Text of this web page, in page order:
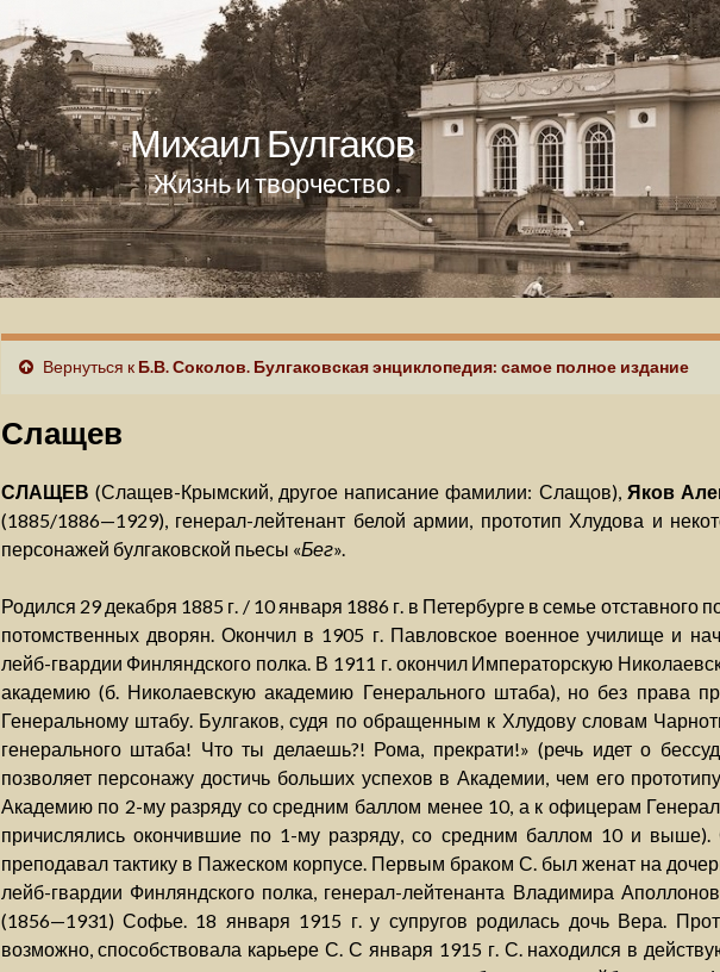
Михаил Булгаков
Жизнь и творчество
Вернуться к Б.В. Соколов. Булгаковская энциклопедия: самое полное издание
Слащев
СЛАЩЕВ (Слащев-Крымский, другое написание фамилии: Слащов), Яков
(1885/1886—1929), генерал-лейтенант белой армии, прототип Хлудова и
персонажей булгаковской пьесы «Бег».
Родился 29 декабря 1885 г. / 10 января 1886 г. в Петербурге в семье отставного
потомственных дворян. Окончил в 1905 г. Павловское военное училище и
лейб-гвардии Финляндского полка. В 1911 г. окончил Императорскую
академию (б. Николаевскую академию Генерального штаба), но без права
Генеральному штабу. Булгаков, судя по обращенным к Хлудову словам
генерального штаба! Что ты делаешь?! Рома, прекрати!» (речь идет о
позволяет персонажу достичь больших успехов в Академии, чем его
Академию по 2-му разряду со средним баллом менее 10, а к офицерам
причислялись окончившие по 1-му разряду, со средним баллом 10 и
преподавал тактику в Пажеском корпусе. Первым браком С. был женат на
лейб-гвардии Финляндского полка, генерал-лейтенанта Владимира
(1856—1931) Софье. 18 января 1915 г. у супругов родилась дочь Вера.
возможно, способствовала карьере С. С января 1915 г. С. находился в